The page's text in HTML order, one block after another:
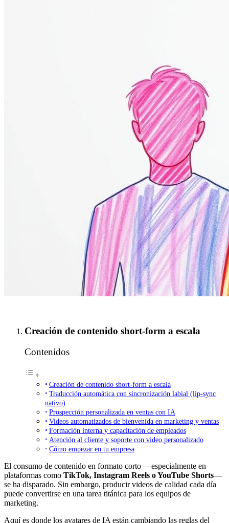
Creación de contenido short-form a escala
Contenidos
Creación de contenido short-form a escala
Traducción automática con sincronización labial (lip-sync
nativo)
Prospección personalizada en ventas con IA
Videos automatizados de bienvenida en marketing y ventas
Formación interna y capacitación de empleados
Atención al cliente y soporte con video personalizado
Cómo empezar en tu empresa
El consumo de contenido en formato corto —especialmente en
plataformas como TikTok, Instagram Reels o YouTube Shorts—
se ha disparado. Sin embargo, producir videos de calidad cada día
puede convertirse en una tarea titánica para los equipos de
marketing.
Aquí es donde los avatares de IA están cambiando las reglas del